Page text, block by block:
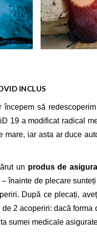
INCLUS
să
19 a modificat radical
mare, iar asta ar duce
un produs de
înainte de plecare
După ce plecați,
2 acoperiri: dacă
sumei medicale